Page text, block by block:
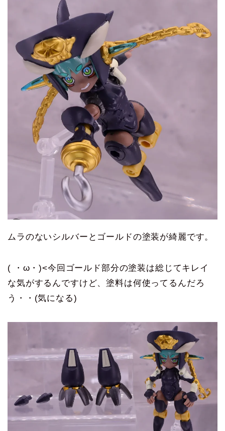
ムラのないシルバーとゴールドの塗装が綺麗です。
( ・ω・)<今回ゴールド部分の塗装は総じてキレイ
な気がするんですけど、塗料は何使ってるんだろ
う・・(気になる)